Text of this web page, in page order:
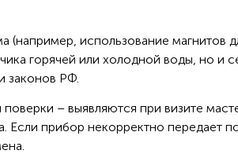
(например, использование магнитов
горячей или холодной воды, но и
законов РФ.
– выявляются при визите
прибор некорректно передает